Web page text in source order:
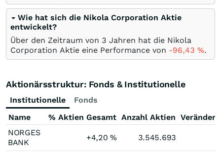
Wie hat sich die Nikola Corporation Aktie
entwickelt?
Über den Zeitraum von 3 Jahren hat die Nikola
Corporation Aktie eine Performance von -96,43 %.
Aktionärsstruktur: Fonds & Institutionelle
Institutionelle
Fonds
Name
% Aktien Gesamt Anzahl Aktien
NORGES
BANK
+4,20% 3.545.693